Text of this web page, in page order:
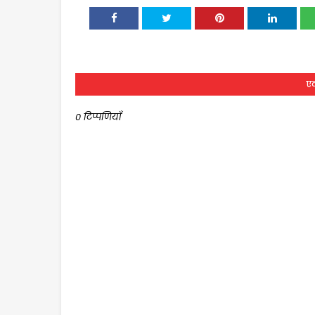
0 टिप्पणियाँ